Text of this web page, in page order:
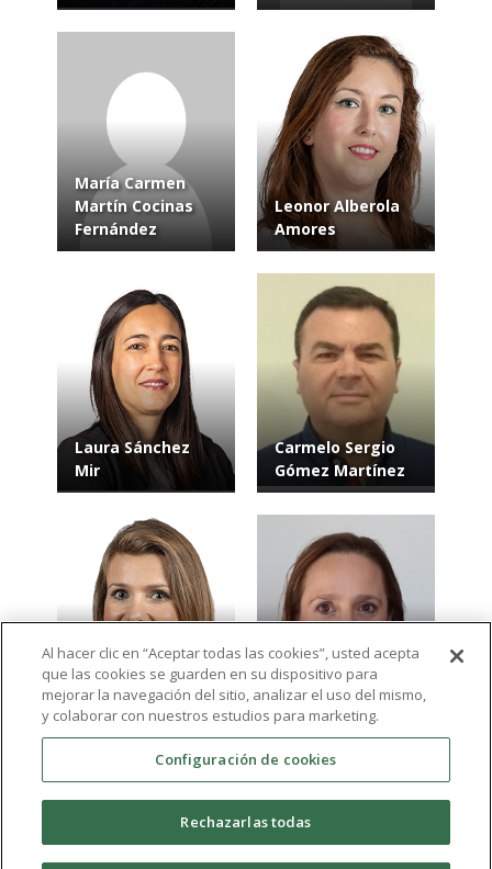
María Carmen
Martín Cocinas
Fernández
Leonor Alberola
Amores
Laura Sánchez
Mir
Carmelo Sergio
Gómez Martínez
Isabel Morales
Moreno
Pilar González
Ferreira
expand_more
Al hacer clic en “Aceptar todas las cookies”, usted acepta
que las cookies se guarden en su dispositivo para
mejorar la navegación del sitio, analizar el uso del mismo,
y colaborar con nuestros estudios para marketing.
Configuración de cookies
Rechazarlas todas